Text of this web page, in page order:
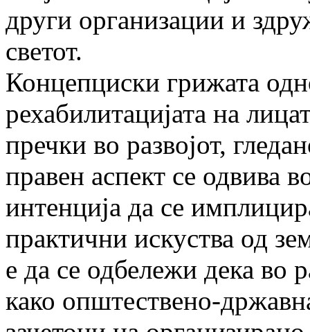
други организации и
светот.
Концепциски грижата
рехабилитацијата на
пречки во развојот,
правен аспект се одвива
интенција да се
практични искуства од
е да се одбележи дека во
како општествено-